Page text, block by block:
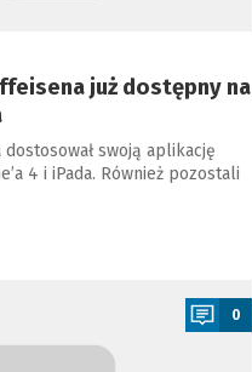
już dostępny na
swoją aplikację
4 i iPada. Również pozostali
0